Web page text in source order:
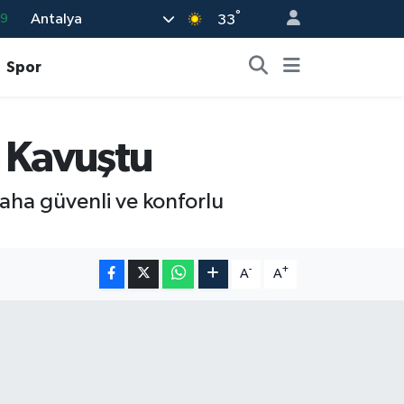
Antalya 33°
Spor
Kavuştu
güvenli ve konforlu
A- A+